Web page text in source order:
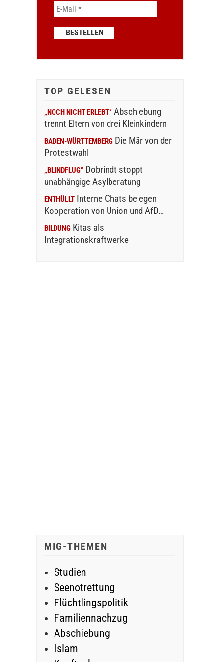
TOP GELESEN
„NOCH NICHT ERLEBT“ Abschiebung
trennt Eltern von drei Kleinkindern
BADEN-WÜRTTEMBERG Die Mär von der
Protestwahl
„BLINDFLUG“ Dobrindt stoppt
unabhängige Asylberatung
ENTHÜLLT Interne Chats belegen
Kooperation von Union und AfD…
BILDUNG Kitas als
Integrationskraftwerke
MIG-THEMEN
Studien
Seenotrettung
Flüchtlingspolitik
Familiennachzug
Abschiebung
Islam